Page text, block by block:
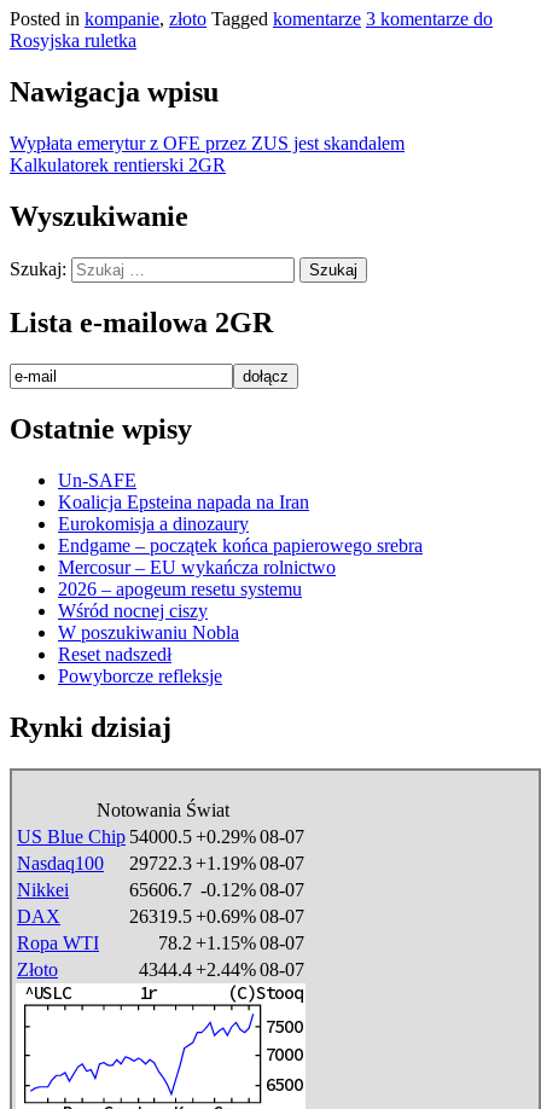
Posted in kompanie, złoto Tagged komentarze 3 komentarze do
Rosyjska ruletka
Nawigacja wpisu
Wypłata emerytur z OFE przez ZUS jest skandalem
Kalkulatorek rentierski 2GR
Wyszukiwanie
Szukaj:
Lista e-mailowa 2GR
Ostatnie wpisy
Un-SAFE
Koalicja Epsteina napada na Iran
Eurokomisja a dinozaury
Endgame – początek końca papierowego srebra
Mercosur – EU wykańcza rolnictwo
2026 – apogeum resetu systemu
Wśród nocnej ciszy
W poszukiwaniu Nobla
Reset nadszedł
Powyborcze refleksje
Rynki dzisiaj
Notowania Świat
US Blue Chip 54000.5+0.29%08-07
Nasdaq100
29722.3+1.19%08-07
Nikkei
65606.7 -0.12%08-07
DAX
26319.5+0.69%08-07
Ropa WTI
78.2 +1.15%08-07
Złoto
4344.4+2.44%08-07